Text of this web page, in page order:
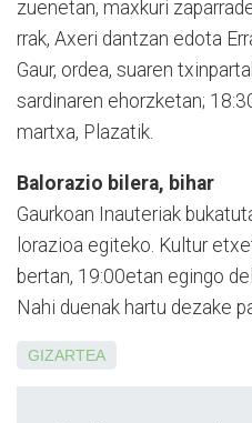
zuenetan, maxkuri
rrak, Axeri dantzan edota
Gaur, ordea, suaren
sardinaren ehorz­ketan;
martxa, Plazatik.
Balorazio bilera, bihar
Gaurkoan Inauteriak
lorazioa egiteko. Kultur
bertan, 19:00etan egingo
Nahi duenak hartu dezake
GIZARTEA